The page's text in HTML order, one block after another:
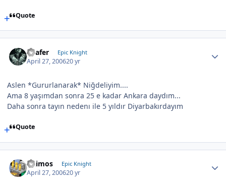
Quote
Loafer Epic Knight
April 27, 200620 yr
Aslen *Gururlanarak* Niğdeliyim....
Ama 8 yaşımdan sonra 25 e kadar Ankara daydım...
Daha sonra tayın nedenı ile 5 yıldır Diyarbakırdayım
Quote
Deimos Epic Knight
April 27, 200620 yr